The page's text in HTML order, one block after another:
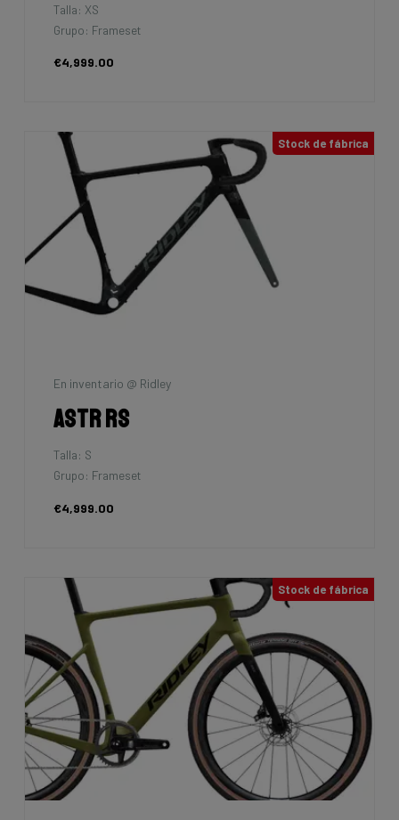
Talla: XS
Grupo: Frameset
€4,999.00
Stock de fábrica
En inventario @ Ridley
Astr RS
Talla: S
Grupo: Frameset
€4,999.00
Stock de fábrica